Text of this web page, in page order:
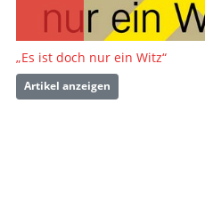
„Es ist doch nur ein Witz“
Artikel anzeigen